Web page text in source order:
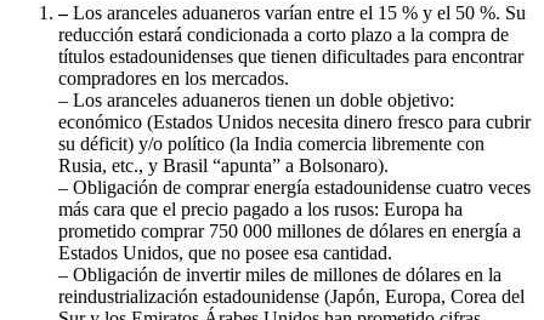
–Los aranceles aduaneros varían entre el 15 % y el 50 %. Su
reducción estará condicionada a corto plazo a la compra de
títulos estadounidenses que tienen dificultades para encontrar
compradores en los mercados.
– Los aranceles aduaneros tienen un doble objetivo:
económico (Estados Unidos necesita dinero fresco para cubrir
su déficit) y/o político (la India comercia libremente con
Rusia, etc., y Brasil “apunta” a Bolsonaro).
– Obligación de comprar energía estadounidense cuatro veces
más cara que el precio pagado a los rusos: Europa ha
prometido comprar 750 000 millones de dólares en energía a
Estados Unidos, que no posee esa cantidad.
– Obligación de invertir miles de millones de dólares en la
reindustrialización estadounidense (Japón, Europa, Corea del